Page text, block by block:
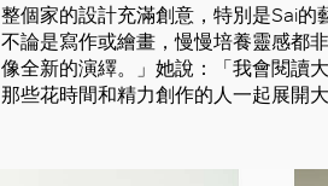
整個家的設計充滿創意，特別是Sai的
不論是寫作或繪畫，慢慢培養靈感都
像全新的演繹。」她說：「我會閱讀
那些花時間和精力創作的人一起展開